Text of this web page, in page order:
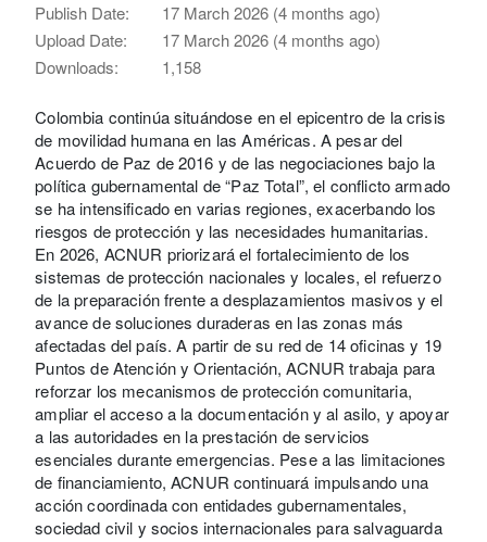
Publish Date:
17 March 2026 (4 months ago)
Upload Date:
17 March 2026 (4 months ago)
Downloads:
1,158
Colombia continúa situándose en el epicentro de la crisis
de movilidad humana en las Américas. A pesar del
Acuerdo de Paz de 2016 y de las negociaciones bajo la
política gubernamental de “Paz Total”, el conflicto armado
se ha intensificado en varias regiones, exacerbando los
riesgos de protección y las necesidades humanitarias.
En 2026, ACNUR priorizará el fortalecimiento de los
sistemas de protección nacionales y locales, el refuerzo
de la preparación frente a desplazamientos masivos y el
avance de soluciones duraderas en las zonas más
afectadas del país. A partir de su red de 14 oficinas y 19
Puntos de Atención y Orientación, ACNUR trabaja para
reforzar los mecanismos de protección comunitaria,
ampliar el acceso a la documentación y al asilo, y apoyar
a las autoridades en la prestación de servicios
esenciales durante emergencias. Pese a las limitaciones
de financiamiento, ACNUR continuará impulsando una
acción coordinada con entidades gubernamentales,
sociedad civil y socios internacionales para salvaguarda